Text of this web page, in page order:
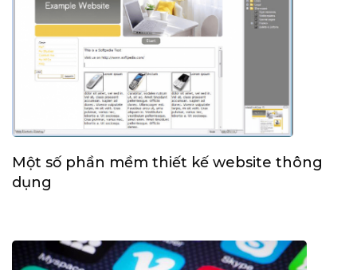
Một số phần mềm thiết kế website thông
dụng